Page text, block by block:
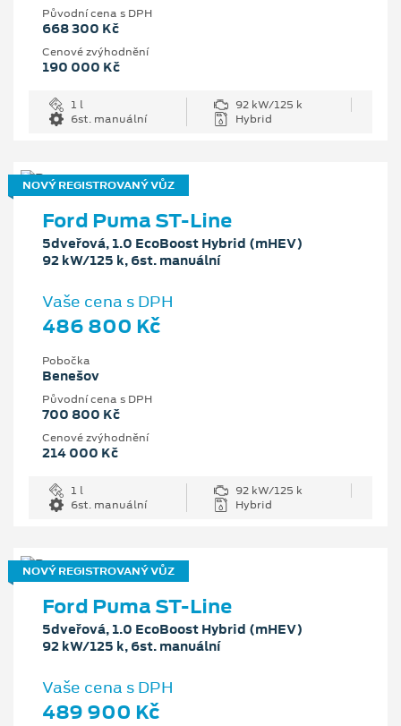
Původní cena s DPH
668 300 Kč
Cenové zvýhodnění
190 000 Kč
1 l
92 kW/125 k
6st. manuální
Hybrid
NOVÝ REGISTROVANÝ VŮZ
Ford Puma ST-Line
5dveřová, 1.0 EcoBoost Hybrid (mHEV)
92 kW/125 k, 6st. manuální
Vaše cena s DPH
486 800 Kč
Pobočka
Benešov
Původní cena s DPH
700 800 Kč
Cenové zvýhodnění
214 000 Kč
1 l
92 kW/125 k
6st. manuální
Hybrid
NOVÝ REGISTROVANÝ VŮZ
Ford Puma ST-Line
5dveřová, 1.0 EcoBoost Hybrid (mHEV)
92 kW/125 k, 6st. manuální
Vaše cena s DPH
489 900 Kč